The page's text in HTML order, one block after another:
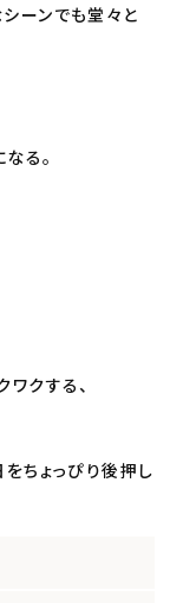
ーンでも堂々と
る。
クする、
ちょっぴり後押し